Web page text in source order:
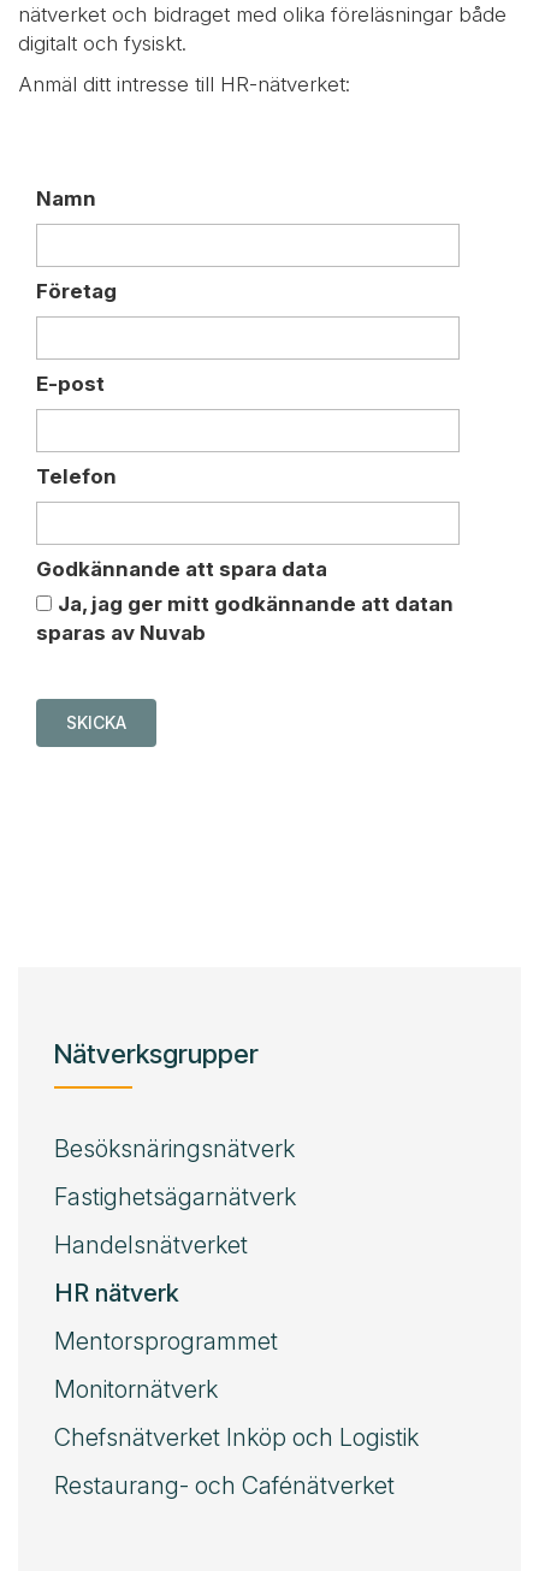
nätverket och bidraget med olika föreläsningar både
digitalt och fysiskt.
Anmäl ditt intresse till HR-nätverket:
Namn
Företag
E-post
Telefon
Godkännande att spara data
Ja, jag ger mitt godkännande att datan
sparas av Nuvab
Nätverksgrupper
Besöksnäringsnätverk
Fastighetsägarnätverk
Handelsnätverket
HR nätverk
Mentorsprogrammet
Monitornätverk
Chefsnätverket Inköp och Logistik
Restaurang- och Cafénätverket